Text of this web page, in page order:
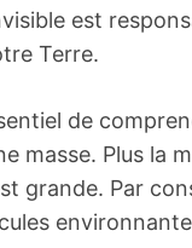
est
Terre.
de
masse. Plus la
grande. Par